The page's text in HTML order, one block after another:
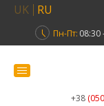
UK RU
Пн-Пт: 08:30
+38